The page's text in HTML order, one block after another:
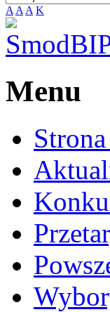
A A A K
Menu